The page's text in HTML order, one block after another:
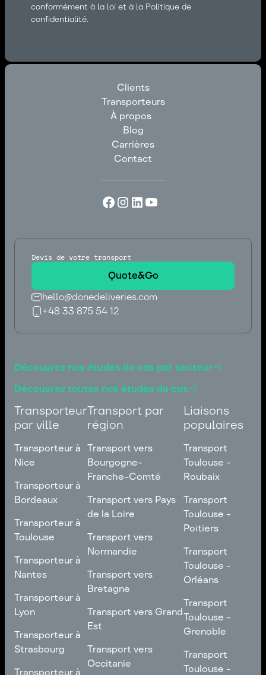
conformément à la loi et à la Politique de
confidentialité.
Clients
Clients
Transporteurs
Transporteurs
À propos
À propos
Blog
Blog
Carrières
Carrières
Contact
Devis de votre transport
Quote&Go
hello@donedeliveries.com
hello@donedeliveries.com
+48 33 875 54 12
Découvrez nos études de cas par secteur
Découvrez toutes nos études de cas
Transporteur
par ville
Transporteur à
Nice
Transporteur à
Nice
Transporteur à
Bordeaux
Transporteur à
Bordeaux
Transporteur à
Toulouse
Transporteur à
Toulouse
Transporteur à
Nantes
Transporteur à
Nantes
Transporteur à
Lyon
Transporteur à
Lyon
Transporteur à
Strasbourg
Transporteur à
Transporteur à
Transport par
région
Transport vers
Bourgogne-
Franche-Comté
Transport vers
Bourgogne-
Transport vers Pays
de la Loire
Transport vers Pays
de la Loire
Transport vers
Normandie
Transport vers
Normandie
Transport vers
Bretagne
Transport vers
Bretagne
Transport vers Grand
Est
Transport vers Grand
Est
Transport vers
Occitanie
Liaisons
populaires
Transport
Toulouse -
Roubaix
Transport
Toulouse -
Roubaix
Transport
Toulouse -
Poitiers
Transport
Toulouse -
Poitiers
Transport
Toulouse -
Orléans
Transport
Toulouse -
Orléans
Transport
Toulouse -
Grenoble
Transport
Toulouse -
Transport
Toulouse -